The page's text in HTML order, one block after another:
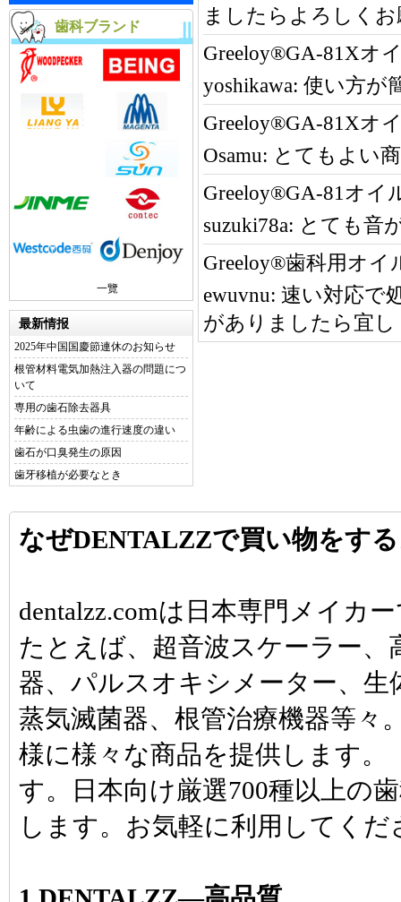
歯科ブランド
一覽
最新情报
2025年中国国慶節連休のお知らせ
根管材料電気加熱注入器の問題につ
いて
専用の歯石除去器具
年齢による虫歯の進行速度の違い
歯石が口臭発生の原因
歯牙移植が必要なとき
ましたらよろしく
Greeloy®GA-81Xオ
yoshikawa: 使い方が
Greeloy®GA-81Xオ
Osamu: とてもよい
Greeloy®GA-81オイ
suzuki78a: とても音
Greeloy®歯科用オ
ewuvnu: 速い対応で
がありましたら宜
なぜDENTALZZで買い物をす
dentalzz.comは日本専門メイカ
たとえば、超音波スケーラー
器、パルスオキシメーター、
蒸気滅菌器、根管治療機器等々
様に様々な商品を提供します。
す。日本向け厳選700種以上の
します。お気軽に利用してくだ